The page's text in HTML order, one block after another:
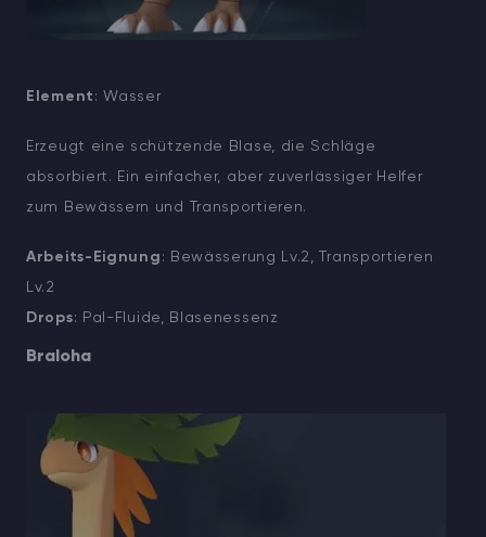
Element : Wasser
Erzeugt eine schützende Blase, die Schläge
absorbiert. Ein einfacher, aber zuverlässiger Helfer
zum Bewässern und Transportieren.
Arbeits-Eignung : Bewässerung Lv.2, Transportieren
Lv.2
Drops: Pal-Fluide, Blasenessenz
Braloha